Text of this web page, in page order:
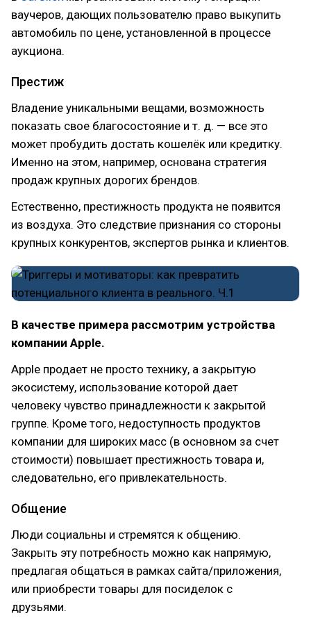
ваучеров, дающих пользователю право выкупить
автомобиль по цене, установленной в процессе
аукциона.
Престиж
Владение уникальными вещами, возможность
показать свое благосостояние и т. д. — все это
может пробудить достать кошелёк или кредитку.
Именно на этом, например, основана стратегия
продаж крупных дорогих брендов.
Естественно, престижность продукта не появится
из воздуха. Это следствие признания со стороны
крупных конкурентов, экспертов рынка и клиентов.
В качестве примера рассмотрим устройства
компании Apple.
Apple продает не просто технику, а закрытую
экосистему, использование которой дает
человеку чувство принадлежности к закрытой
группе. Кроме того, недоступность продуктов
компании для широких масс (в основном за счет
стоимости) повышает престижность товара и,
следовательно, его привлекательность.
Общение
Люди социальны и стремятся к общению.
Закрыть эту потребность можно как напрямую,
предлагая общаться в рамках сайта/приложения,
или приобрести товары для посиделок с
друзьями.